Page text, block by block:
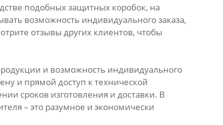
подобных защитных коробок, на
возможность индивидуального заказа,
отзывы других клиентов, чтобы
и возможность индивидуального
и прямой доступ к технической
сроков изготовления и доставки. В
– это разумное и экономически